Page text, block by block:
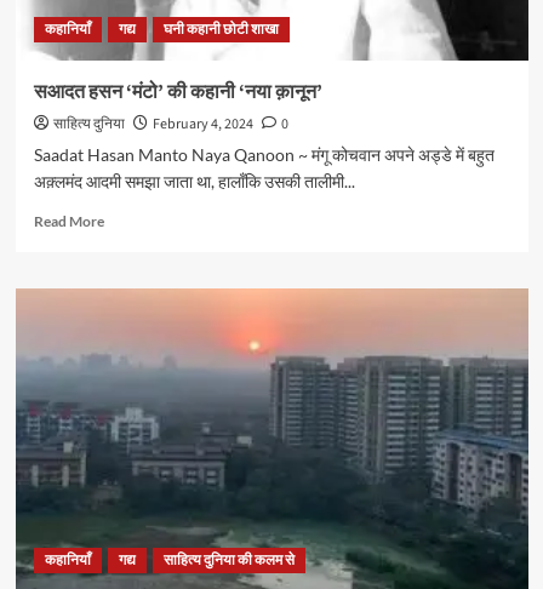
कहानियाँ गद्य घनी कहानी छोटी शाखा
सआदत हसन ‘मंटो’ की कहानी ‘नया क़ानून’
साहित्य दुनिया February 4, 2024
0
Saadat Hasan Manto Naya Qanoon ~ मंगू कोचवान अपने अड्डे में बहुत
अक़्लमंद आदमी समझा जाता था, हालाँकि उसकी तालीमी...
Read MoreRead
सआदत
की
कहानी
‘नया
क़ानून’
कहानियाँ गद्य साहित्य दुनिया की कलम से